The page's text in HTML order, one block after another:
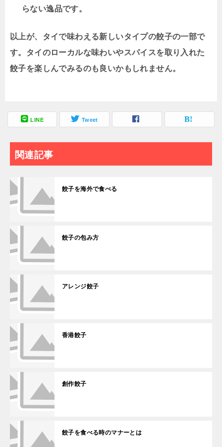
らない逸品です。
以上が、タイで味わえる新しいタイプの餃子の一部で
す。タイのローカルな味わいやスパイスを取り入れた
餃子を楽しんでみるのも良いかもしれません。
LINE Tweet
関連記事
餃子を海外で食べる
餃子の包み方
アレンジ餃子
香港餃子
創作餃子
餃子を食べる時のマナーとは